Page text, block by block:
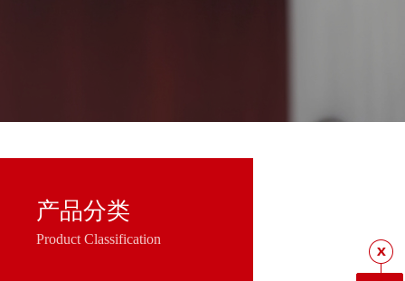
产品分类
Product Classification